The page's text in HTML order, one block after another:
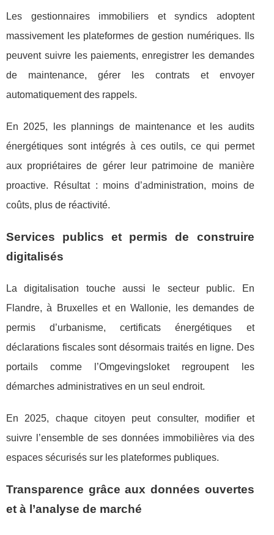
Les gestionnaires immobiliers et syndics adoptent
massivement les plateformes de gestion numériques. Ils
peuvent suivre les paiements, enregistrer les demandes
de maintenance, gérer les contrats et envoyer
automatiquement des rappels.
En 2025, les plannings de maintenance et les audits
énergétiques sont intégrés à ces outils, ce qui permet
aux propriétaires de gérer leur patrimoine de manière
proactive. Résultat : moins d’administration, moins de
coûts, plus de réactivité.
Services publics et permis de construire
digitalisés
La digitalisation touche aussi le secteur public. En
Flandre, à Bruxelles et en Wallonie, les demandes de
permis d’urbanisme, certificats énergétiques et
déclarations fiscales sont désormais traités en ligne. Des
portails comme l’Omgevingsloket regroupent les
démarches administratives en un seul endroit.
En 2025, chaque citoyen peut consulter, modifier et
suivre l’ensemble de ses données immobilières via des
espaces sécurisés sur les plateformes publiques.
Transparence grâce aux données ouvertes
et à l’analyse de marché